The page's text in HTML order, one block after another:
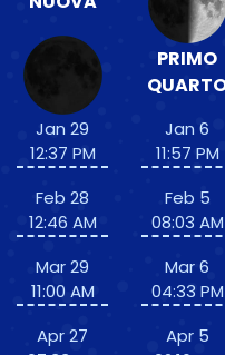
Jan 29
12:37 PM
Feb 28
12:46 AM
Mar 29
11:00 AM
Apr 27
PRIMO
Jan 6
11:57 PM
Feb 5
08:03 AM
Mar 6
04:33 PM
Apr 5